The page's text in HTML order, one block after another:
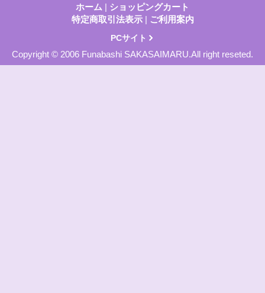
ホーム | ショッピングカート
特定商取引法表示 | ご利用案内
PCサイト
Copyright © 2006 Funabashi SAKASAIMARU.All right reseted.